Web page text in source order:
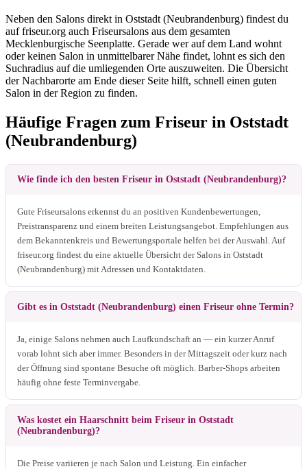
Neben den Salons direkt in Oststadt (Neubrandenburg) findest du
auf friseur.org auch Friseursalons aus dem gesamten
Mecklenburgische Seenplatte. Gerade wer auf dem Land wohnt
oder keinen Salon in unmittelbarer Nähe findet, lohnt es sich den
Suchradius auf die umliegenden Orte auszuweiten. Die Übersicht
der Nachbarorte am Ende dieser Seite hilft, schnell einen guten
Salon in der Region zu finden.
Häufige Fragen zum Friseur in Oststadt
(Neubrandenburg)
Wie finde ich den besten Friseur in Oststadt (Neubrandenburg)?
Gute Friseursalons erkennst du an positiven Kundenbewertungen,
Preistransparenz und einem breiten Leistungsangebot. Empfehlungen aus
dem Bekanntenkreis und Bewertungsportale helfen bei der Auswahl. Auf
friseur.org findest du eine aktuelle Übersicht der Salons in Oststadt
(Neubrandenburg) mit Adressen und Kontaktdaten.
Gibt es in Oststadt (Neubrandenburg) einen Friseur ohne Termin?
Ja, einige Salons nehmen auch Laufkundschaft an — ein kurzer Anruf
vorab lohnt sich aber immer. Besonders in der Mittagszeit oder kurz nach
der Öffnung sind spontane Besuche oft möglich. Barber-Shops arbeiten
häufig ohne feste Terminvergabe.
Was kostet ein Haarschnitt beim Friseur in Oststadt
(Neubrandenburg)?
Die Preise variieren je nach Salon und Leistung. Ein einfacher